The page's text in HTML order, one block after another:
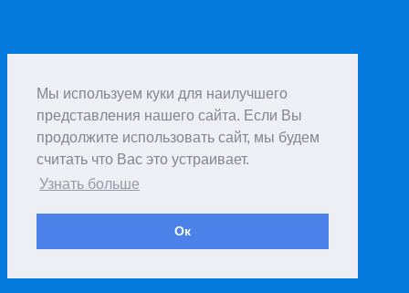
Мы используем куки для наилучшего
представления нашего сайта. Если Вы
продолжите использовать сайт, мы будем
считать что Вас это устраивает.
Узнать больше
Ок